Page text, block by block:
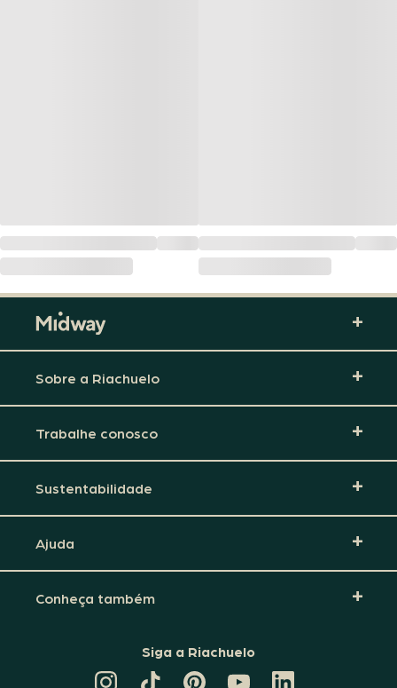
Sobre a Riachuelo
Trabalhe conosco
Sustentabilidade
Ajuda
Conheça também
Siga a Riachuelo
CANAL